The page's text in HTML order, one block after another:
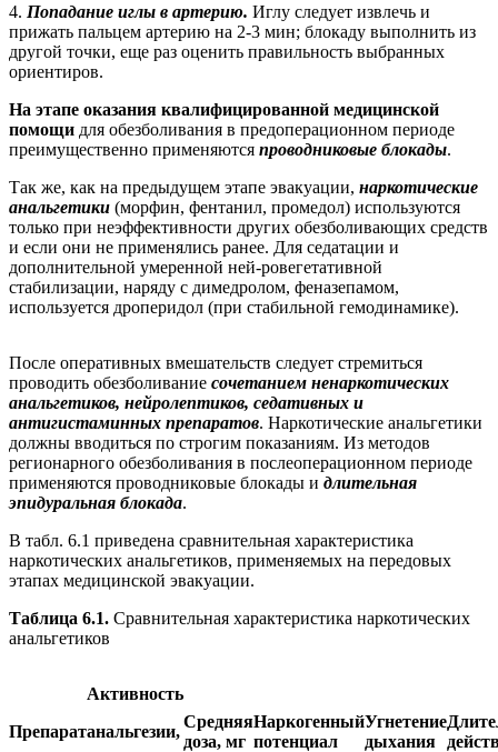
4. Попадание иглы в артерию. Иглу следует извлечь и
прижать пальцем артерию на 2-3 мин; блокаду выполнить из
другой точки, еще раз оценить правильность выбранных
ориентиров.
На этапе оказания квалифицированной медицинской
помощи для обезболивания в предоперационном периоде
преимущественно применяются проводниковые блокады.
Так же, как на предыдущем этапе эвакуации, наркотические
анальгетики (морфин, фентанил, промедол) используются
только при неэффективности других обезболивающих средств
и если они не применялись ранее. Для седатации и
дополнительной умеренной ней-ровегетативной
стабилизации, наряду с димедролом, феназепамом,
используется дроперидол (при стабильной гемодинамике).
После оперативных вмешательств следует стремиться
проводить обезболивание сочетанием ненаркотических
анальгетиков, нейролептиков, седативных и
антигистаминных препаратов. Наркотические анальгетики
должны вводиться по строгим показаниям. Из методов
регионарного обезболивания в послеоперационном периоде
применяются проводниковые блокады и длительная
эпидуральная блокада.
В табл. 6.1 приведена сравнительная характеристика
наркотических анальгетиков, применяемых на передовых
этапах медицинской эвакуации.
Таблица 6.1. Сравнительная характеристика наркотических
анальгетиков
Препарат
Активность
анальгезии,
Средняя
доза, мг
Наркогенный
потенциал
Угнетение
дыхания